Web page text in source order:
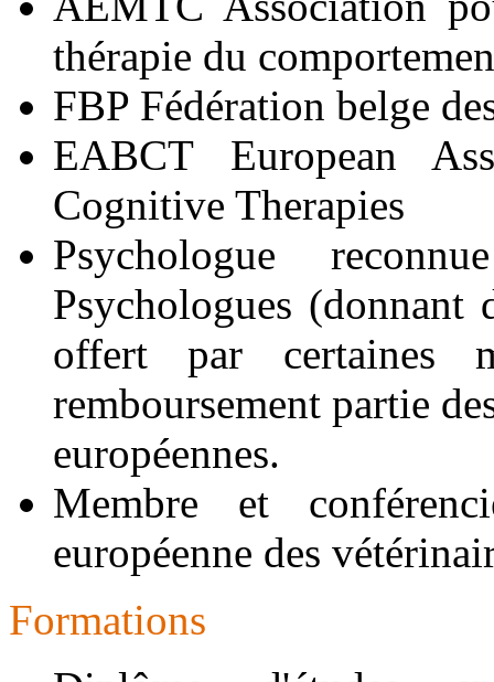
thérapie du
FBP Fédération belge
EABCT European
Cognitive Therapies
Psychologue
Psychologues
offert par certaines
remboursement partie
européennes.
Membre et
européenne des
Formations